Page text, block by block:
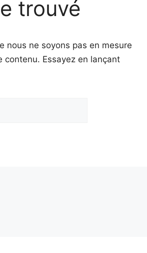
trouvé
nous ne soyons pas en mesure
contenu. Essayez en lançant